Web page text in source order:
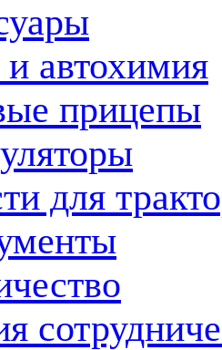
автохимия
прицепы
для